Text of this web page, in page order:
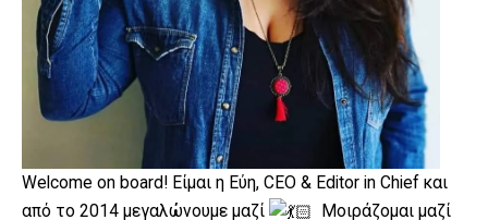
Welcome on board! Είμαι η Εύη, CEO & Editor in Chief και
από το 2014 μεγαλώνουμε μαζί
Μοιράζομαι μαζί